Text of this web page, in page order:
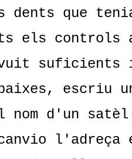
dents que
els controls
suficients
nom d'un